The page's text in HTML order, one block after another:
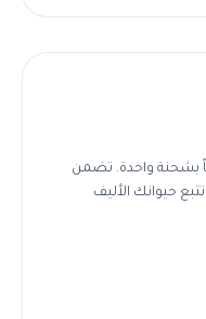
بطارية يصل إلى 14 يوماً بشحنة واحدة. تضمن
حيوانك الأليف